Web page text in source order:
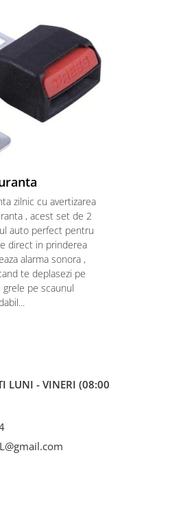
zilnic cu avertizarea
, acest set de 2
auto perfect pentru
direct in prinderea
alarma sonora ,
te deplasezi pe
pe scaunul
LUNI - VINERI (08:00